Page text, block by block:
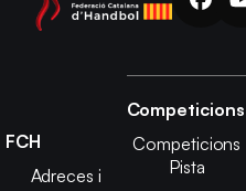
FCH
Adreces i
Competicions
Competicions
Pista